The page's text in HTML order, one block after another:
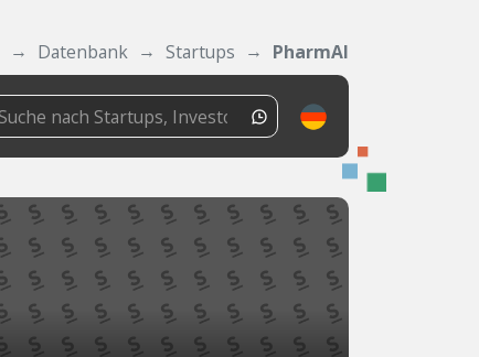
Datenbank Startups PharmAI